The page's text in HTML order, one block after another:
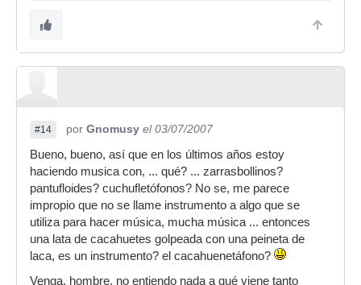
#14 por Gnomusy el 03/07/2007
Bueno, bueno, así que en los últimos años estoy
haciendo musica con, ... qué? ... zarrasbollinos?
pantufloides? cuchufletófonos? No se, me parece
impropio que no se llame instrumento a algo que se
utiliza para hacer música, mucha música ... entonces
una lata de cacahuetes golpeada con una peineta de
laca, es un instrumento? el cacahuenetáfono?
Venga, hombre, no entiendo nada a qué viene tanto